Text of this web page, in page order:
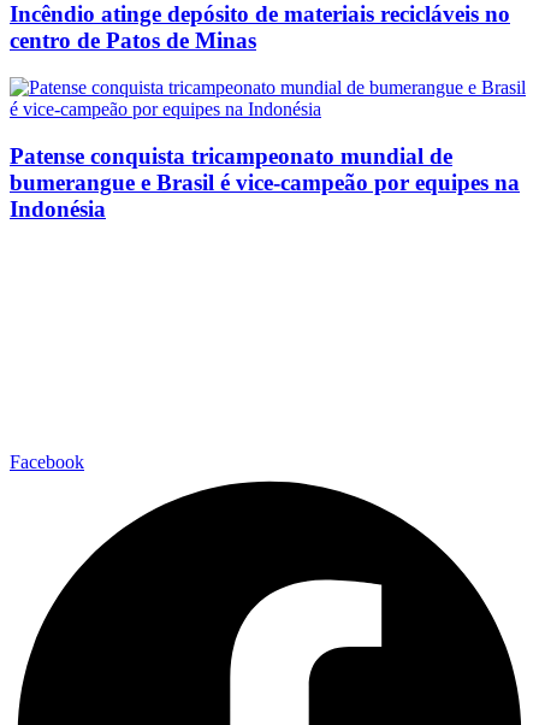
Incêndio atinge depósito de materiais recicláveis no
centro de Patos de Minas
Patense conquista tricampeonato mundial de
bumerangue e Brasil é vice-campeão por equipes na
Indonésia
Facebook